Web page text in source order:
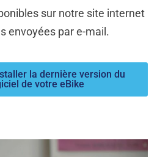
sur notre site internet
envoyées par e-mail.
la dernière version du
de votre eBike